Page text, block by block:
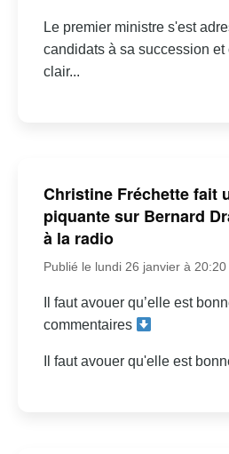
Le premier ministre s'est
candidats à sa succession et
clair...
Christine Fréchette fait
piquante sur Bernard
à la radio
Publié le lundi 26 janvier à 20:20
Il faut avouer qu’elle est
commentaires
Il faut avouer qu'elle est